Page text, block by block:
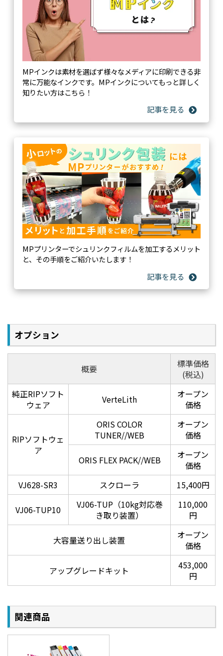
リアルタイムにプリンタの状況が把握できる
バリュージェットステータスモニタ(VSM)
ご使用のMUTOHプリンタの状態をパソコンやスマート
フォン上で確認できます。作画データ量やインク使用
トなどの確認ができます。また、プリンタの一部機能の
操作も可能です。
高画質とワークフローの効率化を実現する純正RIPソフ
オリジナルハーフトーン技術 MUTOH Clear Tone
濃度のバラつきが少ない、滑らかな粒状性。より美しい画
質を実現
広色域プロファイル MUTOH CMYK＆MUTOH CMYK
Expanded
MUTOHプリンタの色域を最大限に引き出し、色鮮やかな
表現を可能とする広色域入力プロファイル「MUTOH
CMYK」とオレンジインクを加えた8色仕様に対応した
「MUTOH CMYKExpanded」
PDFの透明効果を正確に処理
PDFの透明効果やドロップシャドウなどを正確に処理し、
信頼性の高い出力を実現
MPインクは素材を選ばず様々なメディアに印刷できる非
常に万能なインクです。MPインクについてもっと詳しく
知りたい方はこちら！
MPプリンターでシュリンクフィルムを加工するメリット
と、その手順をご紹介いたします！
オプション
概要
標準価格
(税込)
純正RIPソフト
ウェア
VerteLith
オープン
価格
RIPソフトウェ
ア
ORIS COLOR
TUNER//WEB
オープン
価格
ORIS FLEX PACK//WEB
オープン
価格
VJ628-SR3
スクローラ 15,400円
VJ06-TUP10
VJ06-TUP（10kg対応巻
き取り装置）
110,000
円
大容量送り出し装置
オープン
価格
アップグレードキット
453,000
円
関連商品